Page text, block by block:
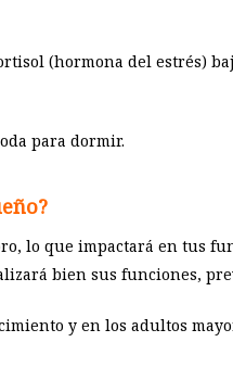
(hormona del estrés)
para dormir.
lo que impactará en tus
bien sus funciones,
y en los adultos